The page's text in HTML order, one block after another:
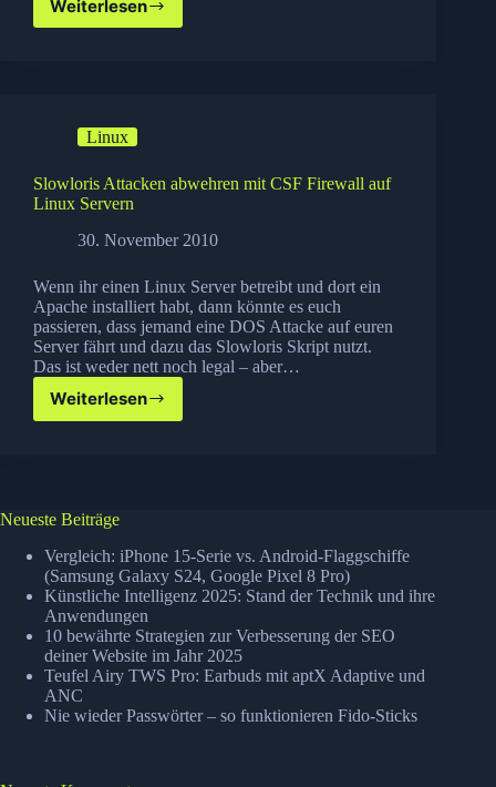
Weiterlesen
Apple
für
Songs
Linux
Slowloris Attacken abwehren mit CSF Firewall auf
Linux Servern
30. November 2010
Wenn ihr einen Linux Server betreibt und dort ein
Apache installiert habt, dann könnte es euch
passieren, dass jemand eine DOS Attacke auf euren
Server fährt und dazu das Slowloris Skript nutzt.
Das ist weder nett noch legal – aber…
Weiterlesen
Slowloris
Firewall
auf
Linux
Servern
Neueste Beiträge
Vergleich: iPhone 15-Serie vs. Android-Flaggschiffe
(Samsung Galaxy S24, Google Pixel 8 Pro)
Künstliche Intelligenz 2025: Stand der Technik und ihre
Anwendungen
10 bewährte Strategien zur Verbesserung der SEO
deiner Website im Jahr 2025
Teufel Airy TWS Pro: Earbuds mit aptX Adaptive und
ANC
Nie wieder Passwörter – so funktionieren Fido-Sticks